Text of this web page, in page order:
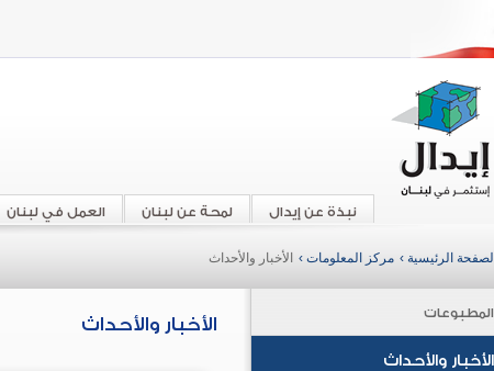
العمل في لبنان لمحة عن لبنان نبذة عن إيدال
الصفحة الرئيسية › مركز المعلومات › الأخبار والأحداث
المطبوعات
الأخبار والأحداث
الأخبار والأحداث